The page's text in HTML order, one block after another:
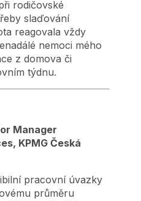
rodičovské
slaďování
reagovala vždy
nemoci mého
z domova či
týdnu.
Manager
KPMG Česká
pracovní úvazky
průměru